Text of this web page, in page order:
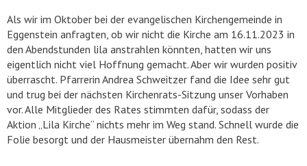
Als wir im Oktober bei der evangelischen Kirchengemeinde in
Eggenstein anfragten, ob wir nicht die Kirche am 16.11.2023 in
den Abendstunden lila anstrahlen könnten, hatten wir uns
eigentlich nicht viel Hoffnung gemacht. Aber wir wurden positiv
überrascht. Pfarrerin Andrea Schweitzer fand die Idee sehr gut
und trug bei der nächsten Kirchenrats-Sitzung unser Vorhaben
vor. Alle Mitglieder des Rates stimmten dafür, sodass der
Aktion „Lila Kirche“ nichts mehr im Weg stand. Schnell wurde die
Folie besorgt und der Hausmeister übernahm den Rest.